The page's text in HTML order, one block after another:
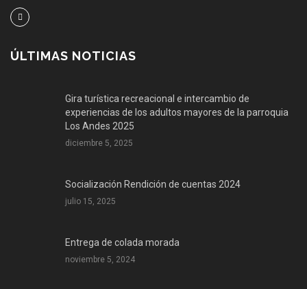
ÚLTIMAS NOTICIAS
Gira turística recreacional e intercambio de
experiencias de los adultos mayores de la parroquia
Los Andes 2025
diciembre 5, 2025
Socialización Rendición de cuentas 2024
julio 15, 2025
Entrega de colada morada
noviembre 5, 2024